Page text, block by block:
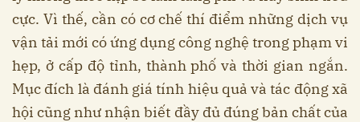
cực. Vì thế, cần có cơ chế thí điểm những dịch vụ
vận tải mới có ứng dụng công nghệ trong phạm vi
hẹp, ở cấp độ tỉnh, thành phố và thời gian ngắn.
Mục đích là đánh giá tính hiệu quả và tác động xã
hội cũng như nhận biết đầy đủ đúng bản chất của